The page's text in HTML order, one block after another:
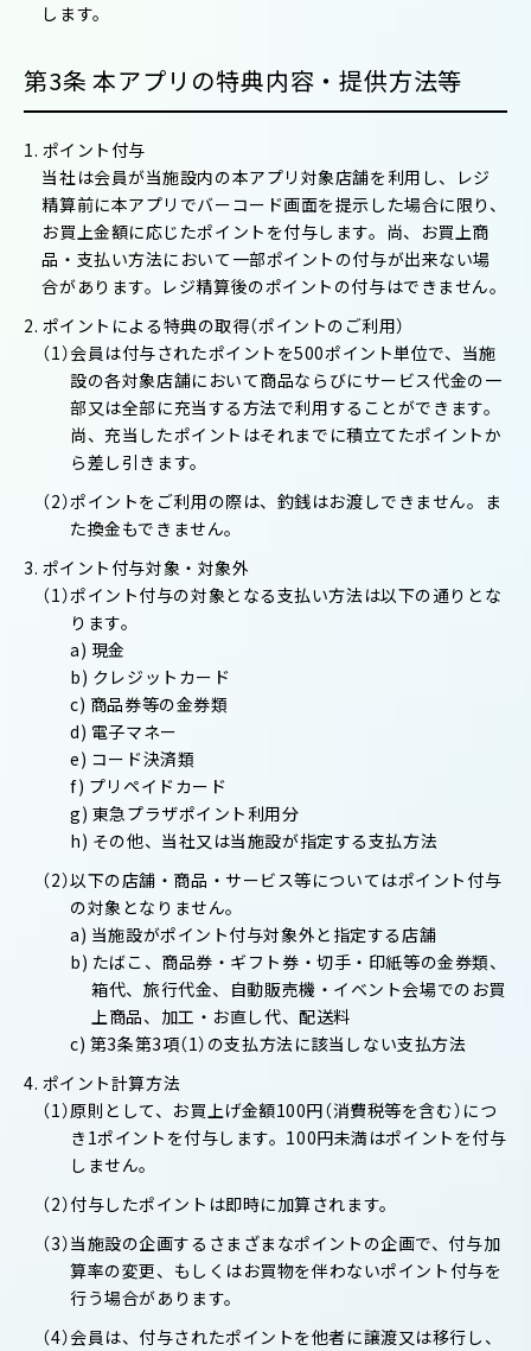
します。
第3条 本アプリの特典内容・提供方法等
1. ポイント付与
当社は会員が当施設内の本アプリ対象店舗を利用し、レジ
精算前に本アプリでバーコード画面を提示した場合に限り、
お買上金額に応じたポイントを付与します。尚、お買上商
品・支払い方法において一部ポイントの付与が出来ない場
合があります。レジ精算後のポイントの付与はできません。
2. ポイントによる特典の取得（ポイントのご利用）
（1）会員は付与されたポイントを500ポイント単位で、当施
設の各対象店舗において商品ならびにサービス代金の一
部又は全部に充当する方法で利用することができます。
尚、充当したポイントはそれまでに積立てたポイントか
ら差し引きます。
（2）ポイントをご利用の際は、釣銭はお渡しできません。ま
た換金もできません。
3. ポイント付与対象・対象外
（1）ポイント付与の対象となる支払い方法は以下の通りとな
ります。
a) 現金
b) クレジットカード
c) 商品券等の金券類
d) 電子マネー
e) コード決済類
f) プリペイドカード
g) 東急プラザポイント利用分
h) その他、当社又は当施設が指定する支払方法
（2）以下の店舗・商品・サービス等についてはポイント付与
の対象となりません。
a) 当施設がポイント付与対象外と指定する店舗
b) たばこ、商品券・ギフト券・切手・印紙等の金券類、
箱代、旅行代金、自動販売機・イベント会場でのお買
上商品、加工・お直し代、配送料
c) 第3条第3項（1）の支払方法に該当しない支払方法
4. ポイント計算方法
（1）原則として、お買上げ金額100円（消費税等を含む）につ
き1ポイントを付与します。100円未満はポイントを付与
しません。
（2）付与したポイントは即時に加算されます。
（3）当施設の企画するさまざまなポイントの企画で、付与加
算率の変更、もしくはお買物を伴わないポイント付与を
行う場合があります。
（4）会員は、付与されたポイントを他者に譲渡又は移行し、